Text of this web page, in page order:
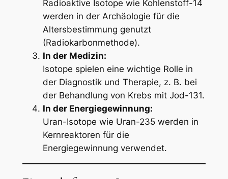
Radioaktive Isotope wie Kohlenstoff-14
werden in der Archäologie für die
Altersbestimmung genutzt
(Radiokarbonmethode).
In der Medizin:
Isotope spielen eine wichtige Rolle in
der Diagnostik und Therapie, z. B. bei
der Behandlung von Krebs mit Jod-131.
In der Energiegewinnung:
Uran-Isotope wie Uran-235 werden in
Kernreaktoren für die
Energiegewinnung verwendet.